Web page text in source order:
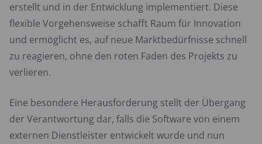
erstellt und in der Entwicklung implementiert. Diese
flexible Vorgehensweise schafft Raum für Innovation
und ermöglicht es, auf neue Marktbedürfnisse schnell
zu reagieren, ohne den roten Faden des Projekts zu
verlieren.
Eine besondere Herausforderung stellt der Übergang
der Verantwortung dar, falls die Software von einem
externen Dienstleister entwickelt wurde und nun